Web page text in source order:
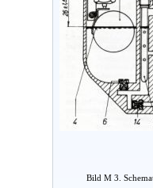
Bild M 3.